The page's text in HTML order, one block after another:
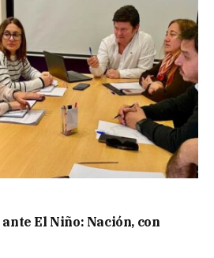
El Niño: Nación, con